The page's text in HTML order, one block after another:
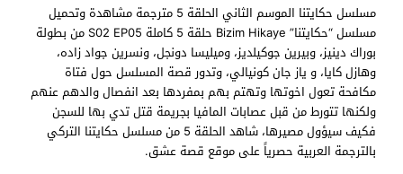
مسلسل حكايتنا الموسم الثاني الحلقة 5 مترجمة مشاهدة وتحميل
مسلسل “حكايتنا” Bizim Hikaye حلقة 5 كاملة S02 EP05 من بطولة
بوراك دينيز، وبيرين جوكيلديز، وميليسا دونجل، ونسرين جواد زاده،
وهازل كايا، و ياز جان كونيالي، وتدور قصة المسلسل حول فتاة
مكافحة تعول اخوتها وتهتم بهم بمفردها بعد انفصال والدهم عنهم
ولكنها تتورط من قبل عصابات المافيا بجريمة قتل تدي بها للسجن
فكيف سيؤول مصيرها، شاهد الحلقة 5 من مسلسل حكايتنا التركي
بالترجمة العربية حصرياً على موقع قصة عشق.